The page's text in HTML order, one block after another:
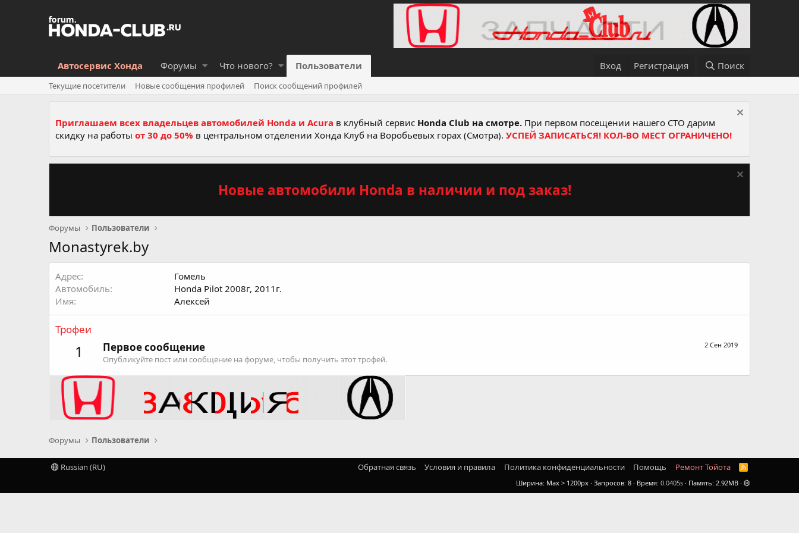
Автосервис Хонда Форумы Что нового? Пользователи Вход Регистрация Поиск
Текущие посетители Новые сообщения профилей Поиск сообщений профилей
Приглашаем всех владельцев автомобилей Honda и Acura в клубный сервис Honda Club на смотре. При первом посещении нашего СТО дарим
скидку на работы от 30 до 50% в центральном отделении Хонда Клуб на Воробьевых горах (Смотра). УСПЕЙ ЗАПИСАТЬСЯ! КОЛ-ВО МЕСТ ОГРАНИЧЕНО!
Новые автомобили Honda в наличии и под заказ!
Форумы Пользователи
Monastyrek.by
Адрес
Гомель
Автомобиль
Honda Pilot 2008г, 2011г.
Имя
Алексей
Трофеи
1 2 Сен 2019
Первое сообщение
Опубликуйте пост или сообщение на форуме, чтобы получить этот трофей.
Форумы Пользователи
Russian (RU) Обратная связь Условия и правила Политика конфиденциальности Помощь Ремонт Тойота
R
S
Ширина Запросов 8 Время 0.0405s Память 2.92MB